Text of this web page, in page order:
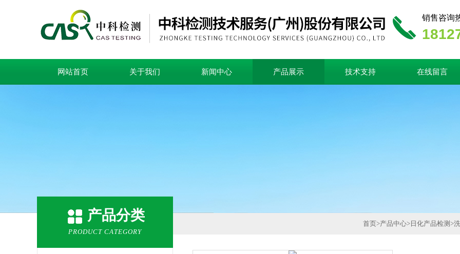
销售咨询
网站首页 关于我们 新闻中心 产品展示 技术支持 在线留言
产品分类
PRODUCT CATEGORY
首页>产品中心> 日化产品检测 >